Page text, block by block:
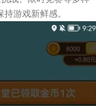
游戏新鲜感。